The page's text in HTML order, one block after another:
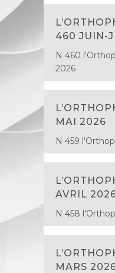
460 JUIN-
N 460
2026
MAI 2026
N 459
AVRIL
N 458
MARS